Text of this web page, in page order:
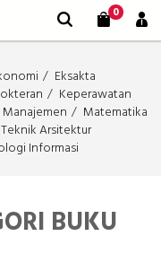
0
Eksakta
Keperawatan
Manajemen
Matematika
Teknik Arsitektur
Informasi
BUKU